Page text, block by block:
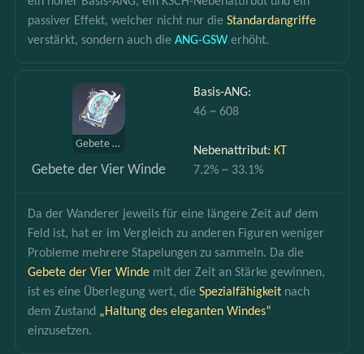
passiver Effekt, welcher nicht nur die Standardangriffe
verstärkt, sondern auch die ANG-GSW erhöht.
Gebete der Vier Winde
Gebete der Vier Winde
Basis-ANG:
46 ~ 608
Nebenattribut: KT
7.2% ~ 33.1%
Da der Wanderer jeweils für eine längere Zeit auf dem
Feld ist, hat er im Vergleich zu anderen Figuren weniger
Probleme mehrere Stapelungen zu sammeln. Da die
Gebete der Vier Winde mit der Zeit an Stärke gewinnen,
ist es eine Überlegung wert, die Spezialfähigkeit nach
dem Zustand „Haltung des eleganten Windes“
einzusetzen.